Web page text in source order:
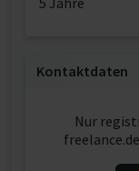
Kontaktdaten
Nur